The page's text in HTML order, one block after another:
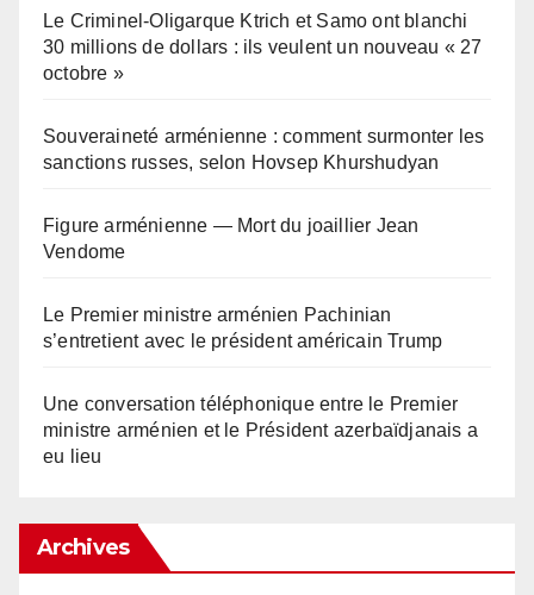
Le Criminel-Oligarque Ktrich et Samo ont blanchi
30 millions de dollars : ils veulent un nouveau « 27
octobre »
Souveraineté arménienne : comment surmonter les
sanctions russes, selon Hovsep Khurshudyan
Figure arménienne — Mort du joaillier Jean
Vendome
Le Premier ministre arménien Pachinian
s’entretient avec le président américain Trump
Une conversation téléphonique entre le Premier
ministre arménien et le Président azerbaïdjanais a
eu lieu
Archives